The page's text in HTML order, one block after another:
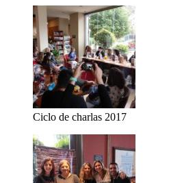
Ciclo de charlas 2017